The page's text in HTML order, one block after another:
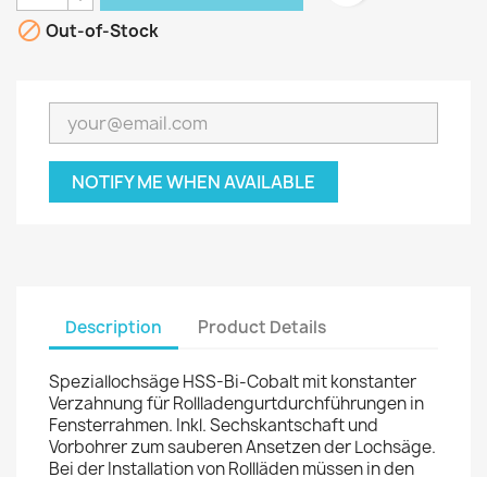
 Out-of-Stock
NOTIFY ME WHEN AVAILABLE
Description Product Details
Speziallochsäge HSS-Bi-Cobalt mit konstanter
Verzahnung für Rollladengurtdurchführungen in
Fensterrahmen. Inkl. Sechskantschaft und
Vorbohrer zum sauberen Ansetzen der Lochsäge.
Bei der Installation von Rollläden müssen in den